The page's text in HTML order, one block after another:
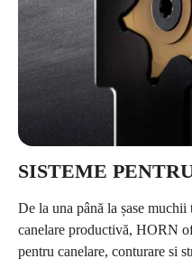
SISTEME
De la una până la șase
canelare productivă, HORN
pentru canelare, conturare si